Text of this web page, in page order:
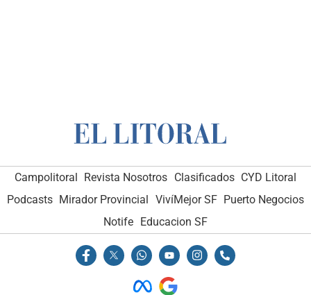
Campolitoral Revista Nosotros Clasificados CYD Litoral
Podcasts Mirador Provincial VivíMejor SF Puerto Negocios
Notife Educacion SF